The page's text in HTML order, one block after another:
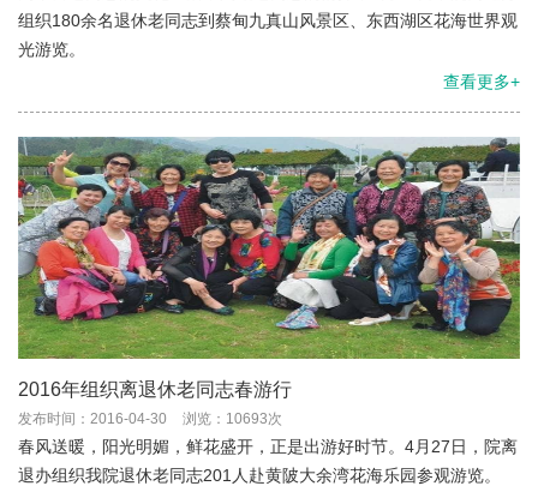
组织180余名退休老同志到蔡甸九真山风景区、东西湖区花海世界观
光游览。
查看更多+
2016年组织离退休老同志春游行
发布时间：2016-04-30 浏览：10693次
春风送暖，阳光明媚，鲜花盛开，正是出游好时节。4月27日，院离
退办组织我院退休老同志201人赴黄陂大余湾花海乐园参观游览。